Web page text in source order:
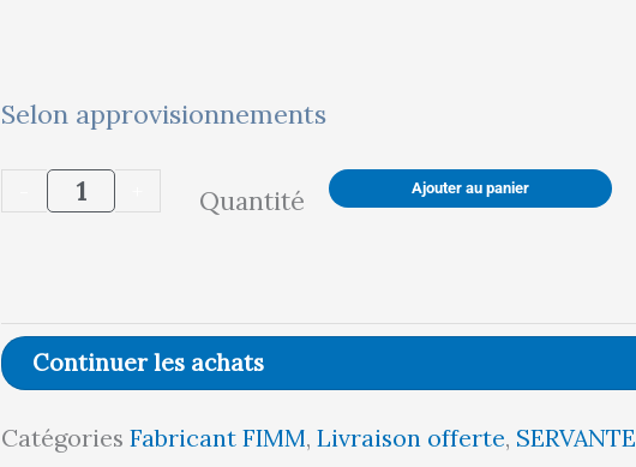
Selon approvisionnements
quantité
de
Servante
plateaux
inclinables
réglables
Quantité Ajouter au panier
Continuer les achats
Catégories Fabricant FIMM, Livraison offerte, SERVANTE